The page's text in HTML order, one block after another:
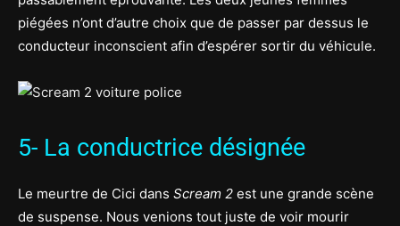
piégées n’ont d’autre choix que de passer par dessus le
conducteur inconscient afin d’espérer sortir du véhicule.
5- La conductrice désignée
Le meurtre de Cici dans Scream 2 est une grande scène
de suspense. Nous venions tout juste de voir mourir